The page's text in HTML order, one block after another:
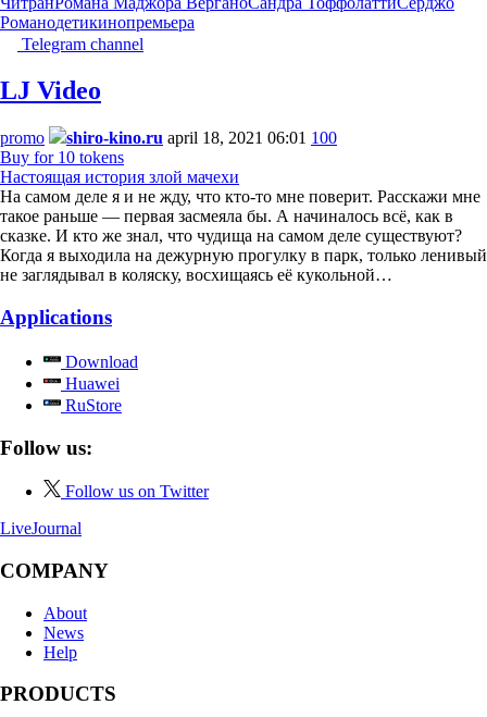
Романодетикинопремьера
Telegram channel
LJ Video
promo shiro-kino.ru april 18, 2021 06:01 100
Buy for 10 tokens
Настоящая история злой мачехи
На самом деле я и не жду, что кто-то мне поверит. Расскажи мне
такое раньше — первая засмеяла бы. А начиналось всё, как в
сказке. И кто же знал, что чудища на самом деле существуют?
Когда я выходила на дежурную прогулку в парк, только ленивый
не заглядывал в коляску, восхищаясь её кукольной…
Applications
Download
Huawei
RuStore
Follow us:
Follow us on Twitter
LiveJournal
COMPANY
About
News
Help
PRODUCTS